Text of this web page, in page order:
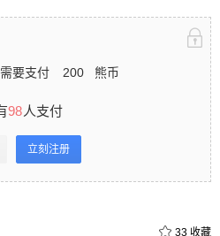
要支付 200 熊币
98人支付
立刻注册
33 收藏